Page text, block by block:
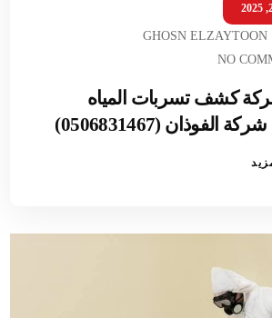
GHOSN ELZAYTOON
NO
كشف تسربات المياه
الفوذان (0506831467)